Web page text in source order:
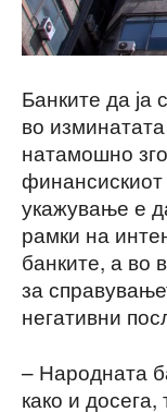
Банките да ја
во
натамошно
финансискиот
укажување е
рамки на
банките, а во
за
негативни
– Народната
како и